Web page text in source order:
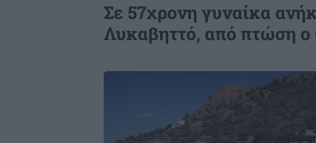
Σε 57χρονη γυναίκα
Λυκαβηττό, από πτώση ο